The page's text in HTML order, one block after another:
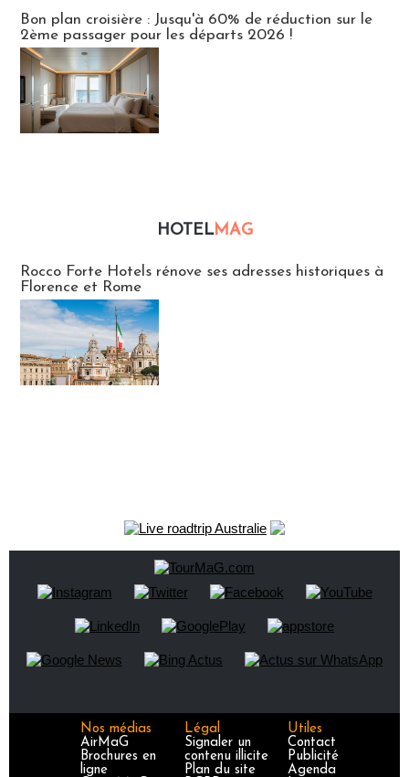
Bon plan croisière : Jusqu'à 60% de réduction sur le
2ème passager pour les départs 2026 !
HOTELMAG
Rocco Forte Hotels rénove ses adresses historiques à
Florence et Rome
Nos médias
AirMaG
Brochures en
ligne
Légal
Signaler un
contenu illicite
Plan du site
Utiles
Contact
Publicité
Agenda